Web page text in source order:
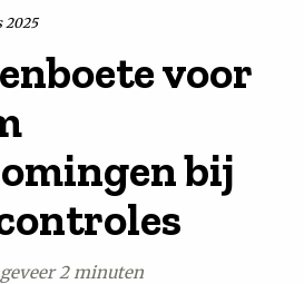
2025
voor
bij
2 minuten